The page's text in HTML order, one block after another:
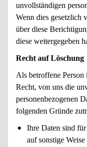
unvollständigen
Wenn dies gesetzlich
über diese
diese weitergegeben
Recht auf Löschung
Als betroffene
Recht, von uns die
personenbezogenen
folgenden Gründe
Ihre Daten sind
auf sonstige